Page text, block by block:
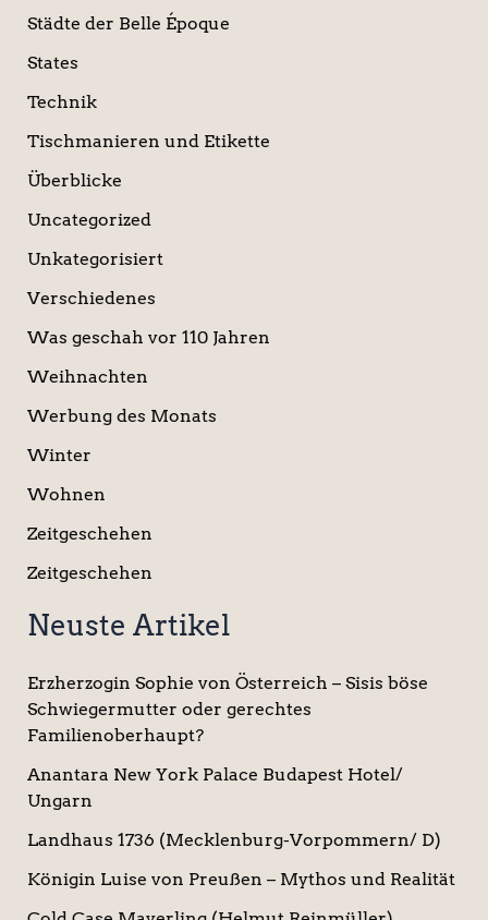
Städte der Belle Époque
States
Technik
Tischmanieren und Etikette
Überblicke
Uncategorized
Unkategorisiert
Verschiedenes
Was geschah vor 110 Jahren
Weihnachten
Werbung des Monats
Winter
Wohnen
Zeitgeschehen
Zeitgeschehen
Neuste Artikel
Erzherzogin Sophie von Österreich – Sisis böse
Schwiegermutter oder gerechtes
Familienoberhaupt?
Anantara New York Palace Budapest Hotel/
Ungarn
Landhaus 1736 (Mecklenburg-Vorpommern/ D)
Königin Luise von Preußen – Mythos und Realität